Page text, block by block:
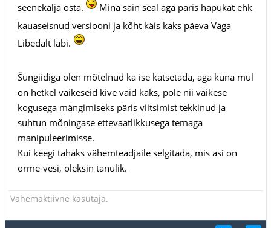
seenekalja osta.
Mina sain seal aga päris hapukat ehk
kauaseisnud versiooni ja kõht käis kaks päeva Väga
Libedalt läbi.
Šungiidiga olen mõtelnud ka ise katsetada, aga kuna mul
on hetkel väikeseid kive vaid kaks, pole nii väikese
kogusega mängimiseks päris viitsimist tekkinud ja
suhtun mõningase ettevaatlikkusega temaga
manipuleerimisse.
Kui keegi tahaks vähemteadjaile selgitada, mis asi on
orme-vesi, oleksin tänulik.
Vähemaktiivne kasutaja.